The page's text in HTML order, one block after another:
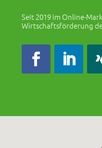
Seit 2019 im Online-
Wirtschaftsförderung